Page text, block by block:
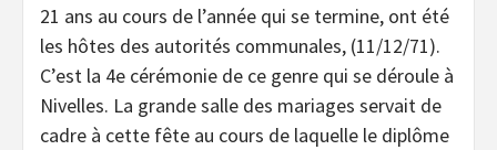
21 ans au cours de l’année qui se termine, ont été
les hôtes des autorités communales, (11/12/71).
C’est la 4e cérémonie de ce genre qui se déroule à
Nivelles. La grande salle des mariages servait de
cadre à cette fête au cours de laquelle le diplôme